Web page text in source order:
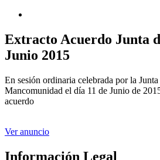
Extracto Acuerdo Junta
Junio 2015
En sesión ordinaria celebrada por la
Mancomunidad el día 11 de Junio de
acuerdo
Ver anuncio
Información Legal